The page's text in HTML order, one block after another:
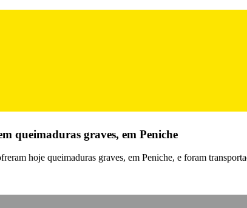
queimaduras graves, em Peniche
hoje queimaduras graves, em Peniche, e foram